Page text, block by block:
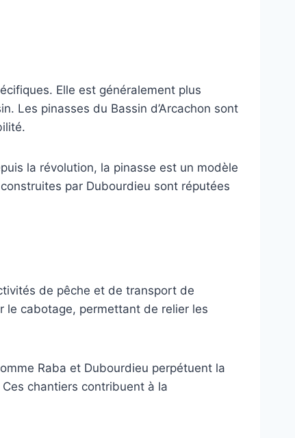
Elle est généralement plus
Les pinasses du Bassin d’Arcachon sont
la révolution, la pinasse est un modèle
par Dubourdieu sont réputées
de pêche et de transport de
le cabotage, permettant de relier les
Raba et Dubourdieu perpétuent la
chantiers contribuent à la